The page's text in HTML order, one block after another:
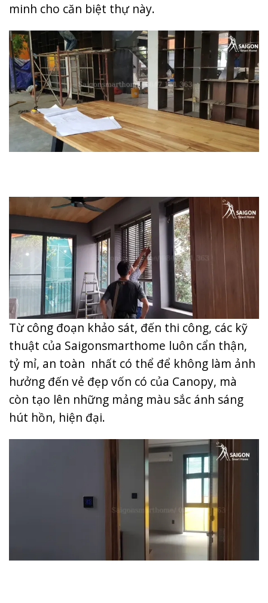
minh cho căn biệt thự này.
Từ công đoạn khảo sát, đến thi công, các kỹ
thuật của Saigonsmarthome luôn cẩn thận,
tỷ mỉ, an toàn nhất có thể để không làm ảnh
hưởng đến vẻ đẹp vốn có của Canopy, mà
còn tạo lên những mảng màu sắc ánh sáng
hút hồn, hiện đại.